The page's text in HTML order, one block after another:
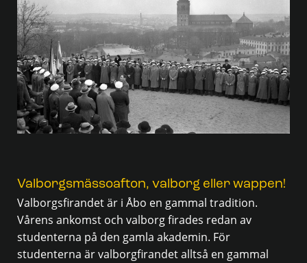
Valborgsmässoafton, valborg eller wappen!
Valborgsfirandet är i Åbo en gammal tradition.
Vårens ankomst och valborg firades redan av
studenterna på den gamla akademin. För
studenterna är valborgfirandet alltså en gammal